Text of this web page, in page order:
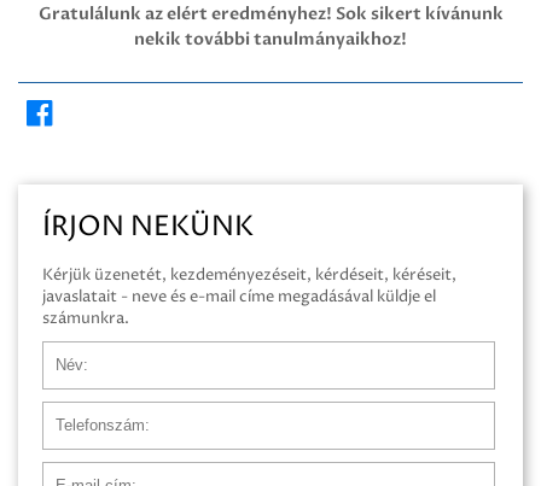
Gratulálunk az elért eredményhez! Sok sikert kívánunk
nekik további tanulmányaikhoz!
ÍRJON NEKÜNK
Kérjük üzenetét, kezdeményezéseit, kérdéseit, kéréseit,
javaslatait - neve és e-mail címe megadásával küldje el
számunkra.
Név
Telefonszám
E-mail cím